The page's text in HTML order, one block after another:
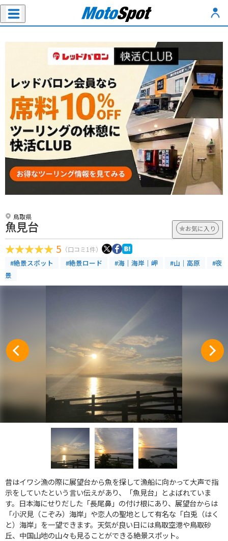
鳥取県
魚見台 お気に入り
5 （口コミ1件）
#絶景スポット #絶景ロード #海｜海岸｜岬 #山｜高原
#夜
景
昔はイワシ漁の際に展望台から魚を探して漁船に向かって大声で指
示をしていたという言い伝えがあり、「魚見台」とよばれていま
す。日本海にせりだした「長尾鼻」の付け根にあり、展望台からは
「小沢見（こぞみ）海岸」や恋人の聖地として有名な「白兎（はく
と）海岸」を一望できます。天気が良い日には鳥取空港や鳥取砂
丘、中国山地の山々も見ることができる絶景スポット。